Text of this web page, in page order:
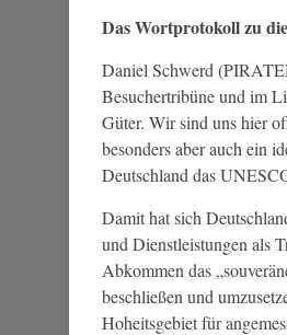
Das Wortprotokoll zu
Daniel Schwerd
Besuchertribüne und im
Güter. Wir sind uns hier
besonders aber auch ein
Deutschland das
Damit hat sich
und Dienstleistungen als
Abkommen das
beschließen und
Hoheitsgebiet für